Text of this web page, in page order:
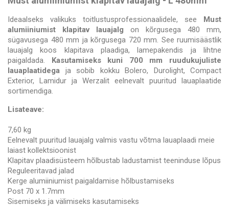
Ideaalseks valikuks toitlustusprofessionaalidele, see
Must
alumiiniumist klapitav lauajalg on kõrgusega 480 mm,
sügavusega 480 mm ja kõrgusega 720 mm. See ruumisäästlik
lauajalg koos klapitava plaadiga, lamepakendis ja lihtne
paigaldada.
Kasutamiseks kuni 700 mm ruudukujuliste
lauaplaatidega ja sobib kokku Bolero, Durolight, Compact
Exterior, Lamidur ja Werzalit eelnevalt puuritud lauaplaatide
sortimendiga.
Lisateave:
7,60 kg
Eelnevalt puuritud lauajalg valmis vastu võtma lauaplaadi meie
laiast kollektsioonist
Klapitav plaadisüsteem hõlbustab ladustamist teeninduse lõpus
Reguleeritavad jalad
Kerge alumiiniumist paigaldamise hõlbustamiseks
Post 70 x 1.7mm
Sisemiseks ja välimiseks kasutamiseks